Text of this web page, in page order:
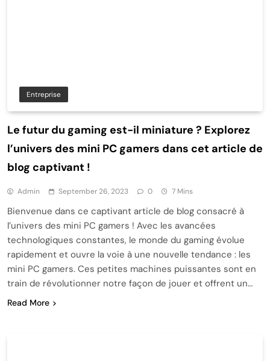
Entreprise
Le futur du gaming est-il miniature ? Explorez
l’univers des mini PC gamers dans cet article de
blog captivant !
Admin September 26, 2023 0 7 Mins
Bienvenue dans ce captivant article de blog consacré à
l’univers des mini PC gamers ! Avec les avancées
technologiques constantes, le monde du gaming évolue
rapidement et ouvre la voie à une nouvelle tendance : les
mini PC gamers. Ces petites machines puissantes sont en
train de révolutionner notre façon de jouer et offrent un…
Read More